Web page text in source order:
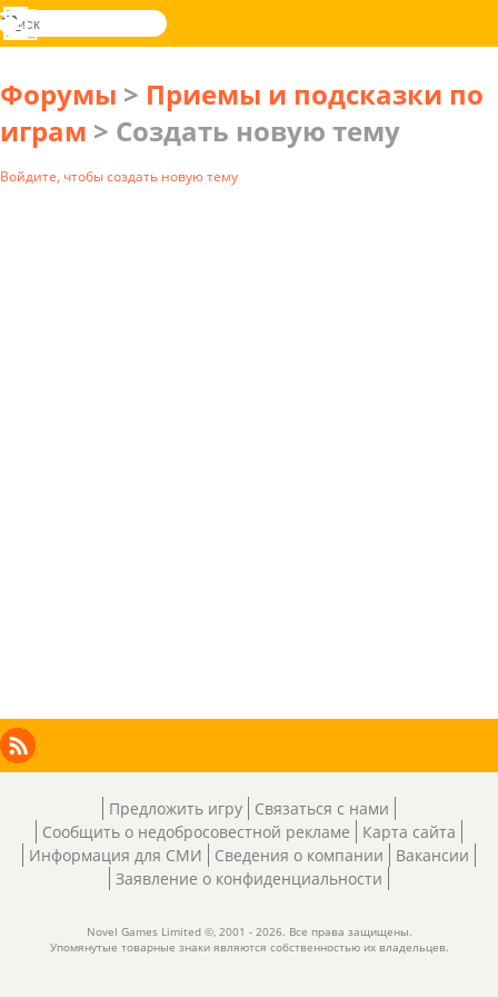
Novel
поиск
Вход
Меню
Форумы > Приемы и подсказки по
играм > Создать новую тему
Войдите, чтобы создать новую тему
Facebook
Instagram
X
LinkedIn
RSS
Предложить игру
Связаться с нами
Сообщить о недобросовестной рекламе
Карта сайта
Информация для СМИ
Сведения о компании
Вакансии
Заявление о конфиденциальности
Novel Games Limited ©, 2001 - 2026. Все права защищены.
Упомянутые товарные знаки являются собственностью их владельцев.